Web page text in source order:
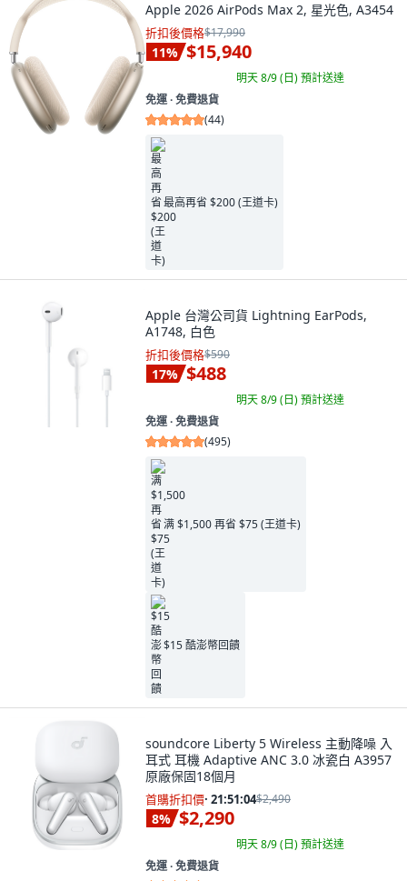
Apple 2026 AirPods Max 2, 星光色, A3454
折扣後價格$17,990
11% $15,940
明天 8/9 (日)預計送達
免運 ∙ 免費退貨
(44)
最高再省 $200 (王道卡)
Apple 台灣公司貨 Lightning EarPods,
A1748, 白色
折扣後價格$590
17% $488
明天 8/9 (日)預計送達
免運 ∙ 免費退貨
(495)
满 $1,500 再省 $75 (王道卡)
$15 酷澎幣回饋
soundcore Liberty 5 Wireless 主動降噪 入
耳式 耳機 Adaptive ANC 3.0 冰瓷白 A3957
原廠保固18個月
首購折扣價· 21:51:03$2,490
8% $2,290
明天 8/9 (日)預計送達
免運 ∙ 免費退貨